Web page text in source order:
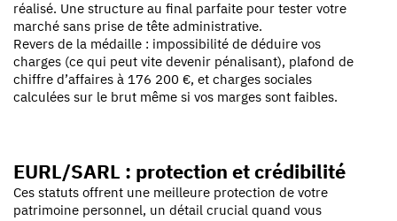
réalisé. Une structure au final parfaite pour tester votre
marché sans prise de tête administrative.
Revers de la médaille : impossibilité de déduire vos
charges (ce qui peut vite devenir pénalisant), plafond de
chiffre d’affaires à 176 200 €, et charges sociales
calculées sur le brut même si vos marges sont faibles.
EURL/SARL : protection et crédibilité
Ces statuts offrent une meilleure protection de votre
patrimoine personnel, un détail crucial quand vous